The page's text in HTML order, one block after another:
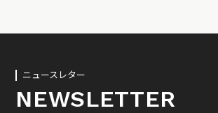
ニュースレター
NEWSLETTER